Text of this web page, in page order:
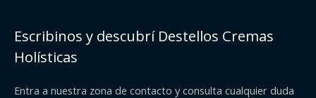
Escribinos y descubrí Destellos Cremas
Holísticas
Entra a nuestra zona de contacto y consulta cualquier duda